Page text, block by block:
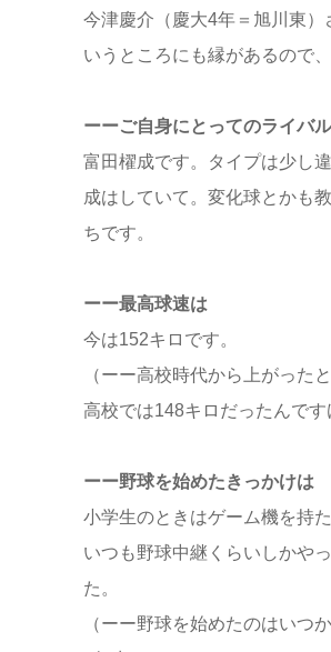
今津慶介（慶大4年＝旭川東
いうところにも縁があるので
ーーご自身にとってのライバ
富田櫂成です。タイプは少し
成はしていて。変化球とかも
ちです。
ーー最高球速は
今は152キロです。
（ーー高校時代から上がった
高校では148キロだったんで
ーー野球を始めたきっかけは
小学生のときはゲーム機を持
いつも野球中継くらいしかや
た。
（ーー野球を始めたのはいつ